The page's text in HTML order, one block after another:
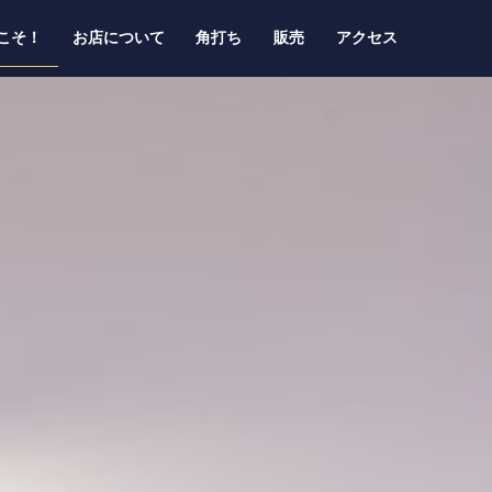
そ！ お店について 角打ち 販売 アクセス